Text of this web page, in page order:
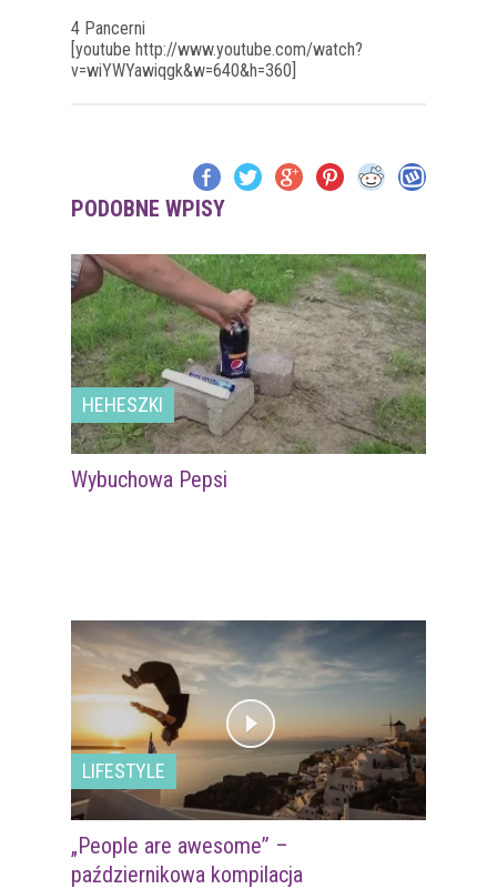
4 Pancerni
[youtube http://www.youtube.com/watch?
v=wiYWYawiqgk&w=640&h=360]
PODOBNE WPISY
HEHESZKI
Wybuchowa Pepsi
LIFESTYLE
„People are awesome” –
październikowa kompilacja